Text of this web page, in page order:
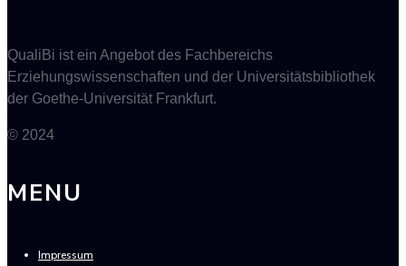
QualiBi ist ein Angebot des Fachbereichs
Erziehungswissenschaften und der Universitätsbibliothek
der Goethe-Universität Frankfurt.
© 2024
MENU
Impressum